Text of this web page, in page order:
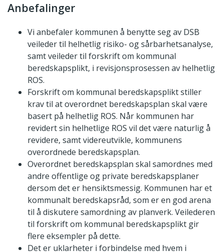
Anbefalinger
Vi anbefaler kommunen å benytte seg av DSB
veileder til helhetlig risiko- og sårbarhetsanalyse,
samt veileder til forskrift om kommunal
beredskapsplikt, i revisjonsprosessen av helhetlig
ROS.
Forskrift om kommunal beredskapsplikt stiller
krav til at overordnet beredskapsplan skal være
basert på helhetlig ROS. Når kommunen har
revidert sin helhetlige ROS vil det være naturlig å
revidere, samt videreutvikle, kommunens
overordnede beredskapsplan.
Overordnet beredskapsplan skal samordnes med
andre offentlige og private beredskapsplaner
dersom det er hensiktsmessig. Kommunen har et
kommunalt beredskapsråd, som er en god arena
til å diskutere samordning av planverk. Veilederen
til forskrift om kommunal beredskapsplikt gir
flere eksempler på dette.
Det er uklarheter i forbindelse med hvem i